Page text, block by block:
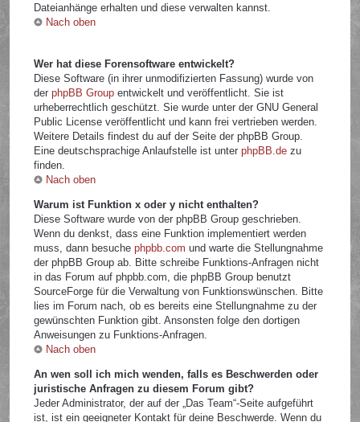
Dateianhänge erhalten und diese verwalten kannst.
Nach oben
Wer hat diese Forensoftware entwickelt?
Diese Software (in ihrer unmodifizierten Fassung) wurde von
derphpBB Group entwickelt und veröffentlicht. Sie ist
urheberrechtlich geschützt. Sie wurde unter der GNU General
Public License veröffentlicht und kann frei vertrieben werden.
Weitere Details findest du auf der Seite der phpBB Group.
Eine deutschsprachige Anlaufstelle ist unterphpBB.de zu
finden.
Nach oben
Warum ist Funktion x oder y nicht enthalten?
Diese Software wurde von der phpBB Group geschrieben.
Wenn du denkst, dass eine Funktion implementiert werden
muss, dann besuchephpbb.com und warte die Stellungnahme
der phpBB Group ab. Bitte schreibe Funktions-Anfragen nicht
in das Forum auf phpbb.com, die phpBB Group benutzt
SourceForge für die Verwaltung von Funktionswünschen. Bitte
lies im Forum nach, ob es bereits eine Stellungnahme zu der
gewünschten Funktion gibt. Ansonsten folge den dortigen
Anweisungen zu Funktions-Anfragen.
Nach oben
An wen soll ich mich wenden, falls es Beschwerden oder
juristische Anfragen zu diesem Forum gibt?
Jeder Administrator, der auf der „Das Team“-Seite aufgeführt
ist, ist ein geeigneter Kontakt für deine Beschwerde. Wenn du